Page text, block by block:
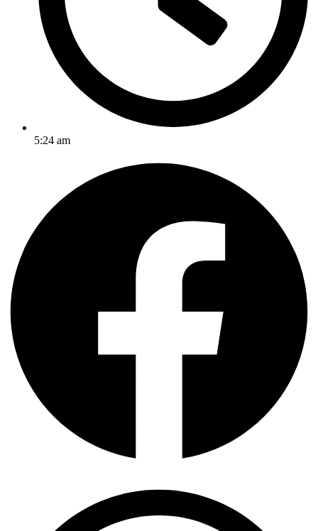
5:24 am